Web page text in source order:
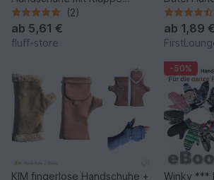
selber nähen(2)
ab 5,61 €
fluff-store
für die
made with
ab 1,89 €
KIM fingerlose Handschuhe +
-50%
Winky ***